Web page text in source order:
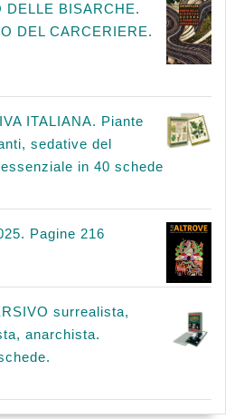
BISARCHE.
DEL CARCERIERE.
ITALIANA. Piante
sedative del
in 40 schede
Pagine 216
surrealista,
anarchista.